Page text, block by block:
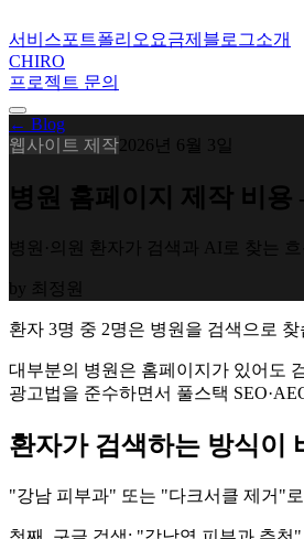
서비스포트폴리오 요금제 블로그소개
CHIRO
프로젝트 문의
← Blog
웹사이트 제작 2026년 6월 3일
병원 홈페이지 제작 비용
병원·의원 환자가 검색과 AI로 찾는
by 최정원
환자 3명 중 2명은 병원을 검색으로
대부분의 병원은 홈페이지가 있어도
광고법을 준수하면서 풀스택
환자가 검색하는 방식이
"강남 피부과" 또는 "다크서클 제거"